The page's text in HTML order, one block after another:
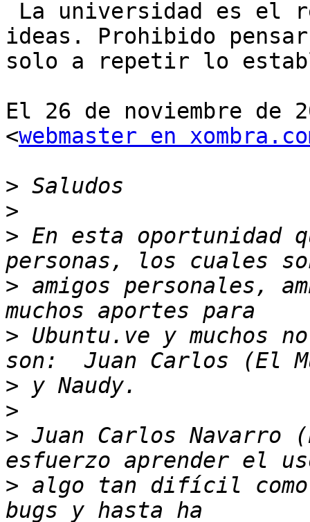
ideas. Prohibido
solo a repetir lo
El 26 de noviembre de
<webmaster en
>
>
> En esta
> amigos personales,
> Ubuntu.ve y muchos
>
>
> Juan Carlos Navarro
> algo tan difícil como